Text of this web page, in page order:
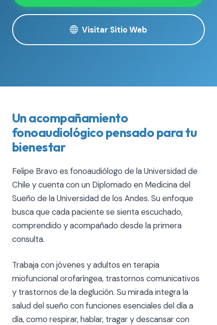
Visitar Sitio Web
Un acompañamiento
fonoaudiológico pensado para tu
bienestar
Felipe Bravo es fonoaudiólogo de la Universidad de
Chile y cuenta con un Diplomado en Medicina del
Sueño de la Universidad de los Andes. Su enfoque
busca que cada paciente se sienta escuchado,
comprendido y acompañado desde la primera
consulta.
Trabaja con jóvenes y adultos en terapia
miofuncional orofaríngea, trastornos comunicativos
y trastornos de la deglución. Su mirada integra la
salud del sueño con funciones esenciales del día a
día, como respirar, hablar, tragar y descansar con